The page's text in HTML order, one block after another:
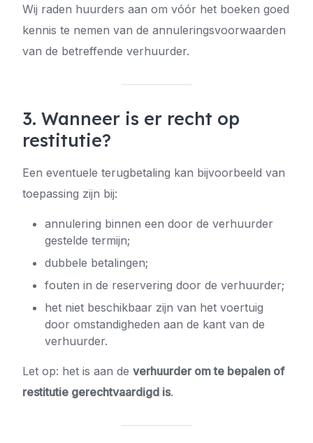
Wij raden huurders aan om vóór het boeken goed
kennis te nemen van de annuleringsvoorwaarden
van de betreffende verhuurder.
3. Wanneer is er recht op
restitutie?
Een eventuele terugbetaling kan bijvoorbeeld van
toepassing zijn bij:
annulering binnen een door de verhuurder
gestelde termijn;
dubbele betalingen;
fouten in de reservering door de verhuurder;
het niet beschikbaar zijn van het voertuig
door omstandigheden aan de kant van de
verhuurder.
Let op: het is aan de verhuurder om te bepalen of
restitutie gerechtvaardigd is.